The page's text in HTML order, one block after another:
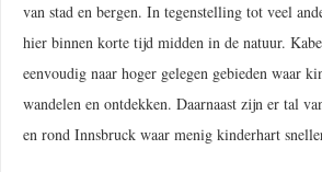
van stad en bergen. In tegenstelling tot veel
hier binnen korte tijd midden in de natuur.
eenvoudig naar hoger gelegen gebieden waar
wandelen en ontdekken. Daarnaast zijn er tal
en rond Innsbruck waar menig kinderhart